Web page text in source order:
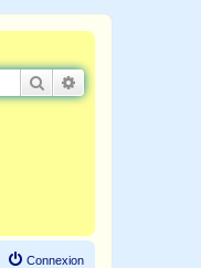
Rechercher
Connexion